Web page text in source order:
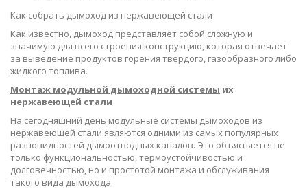
Как собрать дымоход из нержавеющей стали
Как известно, дымоход представляет собой сложную и
значимую для всего строения конструкцию, которая отвечает
за выведение продуктов горения твердого, газообразного либо
жидкого топлива.
Монтаж модульной дымоходной системы их
нержавеющей стали
На сегодняшний день модульные системы дымоходов из
нержавеющей стали являются одними из самых популярных
разновидностей дымоотводных каналов. Это объясняется не
только функциональностью, термоустойчивостью и
долговечностью, но и простотой монтажа и обслуживания
такого вида дымохода.